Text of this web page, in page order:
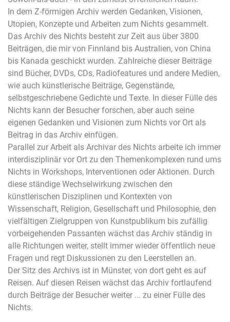
In dem Z-förmigen Archiv werden Gedanken, Visionen,
Utopien, Konzepte und Arbeiten zum Nichts gesammelt.
Das Archiv des Nichts besteht zur Zeit aus über 3800
Beiträgen, die mir von Finnland bis Australien, von China
bis Kanada geschickt wurden. Zahlreiche dieser Beiträge
sind Bücher, DVDs, CDs, Radiofeatures und andere Medien,
wie auch künstlerische Beiträge, Gegenstände,
selbstgeschriebene Gedichte und Texte. In dieser Fülle des
Nichts kann der Besucher forschen, aber auch seine
eigenen Gedanken und Visionen zum Nichts vor Ort als
Beitrag in das Archiv einfügen.
Parallel zur Arbeit als Archivar des Nichts arbeite ich immer
interdisziplinär vor Ort zu den Themenkomplexen rund ums
Nichts in Workshops, Interventionen oder Aktionen. Durch
diese ständige Wechselwirkung zwischen den
künstlerischen Disziplinen und Kontexten von
Wissenschaft, Religion, Gesellschaft und Philosophie, den
vielfältigen Zielgruppen von Kunstpublikum bis zufällig
vorbeigehenden Passanten wächst das Archiv ständig in
alle Richtungen weiter, stellt immer wieder öffentlich neue
Fragen und regt Diskussionen zu den Leerstellen an.
Der Sitz des Archivs ist in Münster, von dort geht es auf
Reisen. Auf diesen Reisen wächst das Archiv fortlaufend
durch Beiträge der Besucher weiter ... zu einer Fülle des
Nichts.